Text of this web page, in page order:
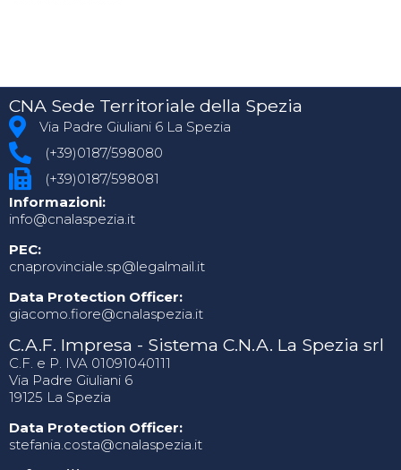
CNA Sede Territoriale della Spezia
Via Padre Giuliani 6 La Spezia
(+39)0187/598080
(+39)0187/598081
Informazioni:
info@cnalaspezia.it
PEC:
cnaprovinciale.sp@legalmail.it
Data Protection Officer:
giacomo.fiore@cnalaspezia.it
C.A.F. Impresa - Sistema C.N.A. La Spezia srl
C.F. e P. IVA 01091040111
Via Padre Giuliani 6
19125 La Spezia
Data Protection Officer:
stefania.costa@cnalaspezia.it